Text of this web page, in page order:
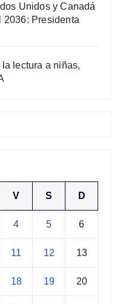
Unidos y Canadá
2036: Presidenta
lectura a niñas,
V S D
4 5 6
11 12 13
18 19 20